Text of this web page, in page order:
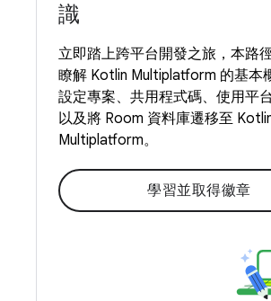
識
立即踏上跨平台開發之旅，本路
瞭解 Kotlin Multiplatform 的基本
設定專案、共用程式碼、使用平
以及將 Room 資料庫遷移至
Multiplatform。
學習並取得徽章